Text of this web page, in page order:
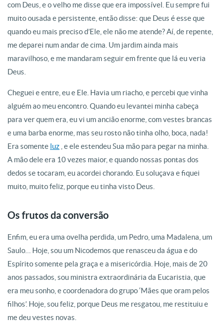
com Deus, e o velho me disse que era impossível. Eu sempre fui
muito ousada e persistente, então disse: que Deus é esse que
quando eu mais preciso d’Ele, ele não me atende? Aí, de repente,
me deparei num andar de cima. Um jardim ainda mais
maravilhoso, e me mandaram seguir em frente que lá eu veria
Deus.
Cheguei e entre, eu e Ele. Havia um riacho, e percebi que vinha
alguém ao meu encontro. Quando eu levantei minha cabeça
para ver quem era, eu vi um ancião enorme, com vestes brancas
e uma barba enorme, mas seu rosto não tinha olho, boca, nada!
Era somente luz , e ele estendeu Sua mão para pegar na minha.
A mão dele era 10 vezes maior, e quando nossas pontas dos
dedos se tocaram, eu acordei chorando. Eu soluçava e fiquei
muito, muito feliz, porque eu tinha visto Deus.
Os frutos da conversão
Enfim, eu era uma ovelha perdida, um Pedro, uma Madalena, um
Saulo… Hoje, sou um Nicodemos que renasceu da água e do
Espírito somente pela graça e a misericórdia. Hoje, mais de 20
anos passados, sou ministra extraordinária da Eucaristia, que
era meu sonho, e coordenadora do grupo ‘Mães que oram pelos
filhos’. Hoje, sou feliz, porque Deus me resgatou, me restituiu e
me deu vestes novas.